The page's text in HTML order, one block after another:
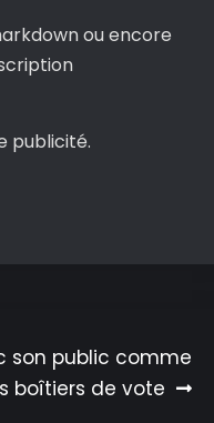
ou encore
publicité.
son public comme
boîtiers de vote